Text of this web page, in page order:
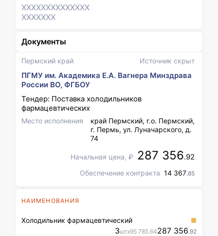
Пермский край Источник скрыт
ПГМУ им. Академика Е.А. Вагнера Минздрава
России ВО, ФГБОУ
Тендер: Поставка холодильников
фармацевтических
Место исполнения
край Пермский, г.о. Пермский,
г. Пермь, ул. Луначарского, д.
74
Начальная цена, ₽ 287 356.92
Обеспечение контракта 14 367.85
НАИМЕНОВАНИЯ
Холодильник фармацевтический
3штx95 785.64287 356.92
XXXXXXXXXXXXXX
XXXXXXX
Документы